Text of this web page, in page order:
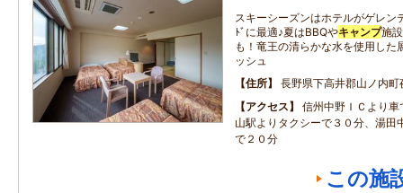
スキーシーズンはホテルがゲレン
ﾄﾞに最適♪夏はBBQやキャンプ施
も！竜王の清らかな水を使用した
ッシュ
住所
長野県下高井郡山ノ内
アクセス
信州中野ＩＣより
山駅よりタクシーで３０分、湯田
で２０分
この施